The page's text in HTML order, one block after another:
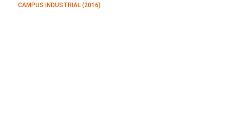
CAMPUS INDUSTRIAL (2016)